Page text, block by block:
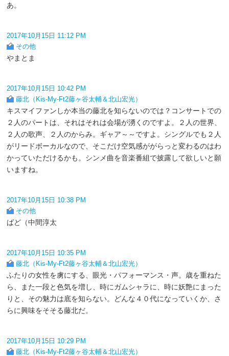
あ。
2017年10月15日 11:12 PM
その他
やまとま
2017年10月15日 10:42 PM
藤北（Kis-My-Ft2藤ヶ谷太輔＆北山宏光）
キスマイファンしか本当の藤北を知らないのでは？コンサートでの
２人のパートは、それはそれは会場が湧くのですよ。２人の世界、
２人の歌声、２人のからみ。ギャア～～ですよ。シングルでも２人
がリードボーカルなので、そこだけ空気感ががらっと変わるのはわ
かっていただけるかも。シンメ曲を音楽番組で披露して欲しいと願
いますね。
2017年10月15日 10:38 PM
その他
ばど（中間淳太
2017年10月15日 10:35 PM
藤北（Kis-My-Ft2藤ヶ谷太輔＆北山宏光）
ふたりの女性を虜にする、眼光・パフォーマンス・声。歳を重ねた
ら、また一段と色気を増し、時にガムシャラに、時に妖艶にまった
りと、その魅力は底を知らない。どんな４０代になっていくか、さ
らに興味をそそる藤北だ。
2017年10月15日 10:29 PM
藤北（Kis-My-Ft2藤ヶ谷太輔＆北山宏光）